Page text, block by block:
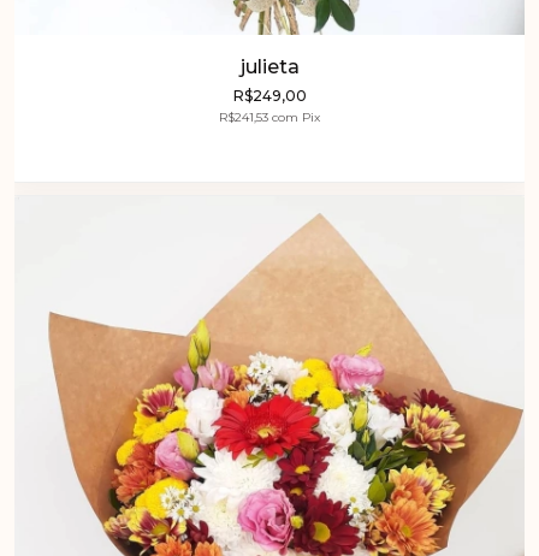
julieta
R$249,00
R$241,53 com Pix